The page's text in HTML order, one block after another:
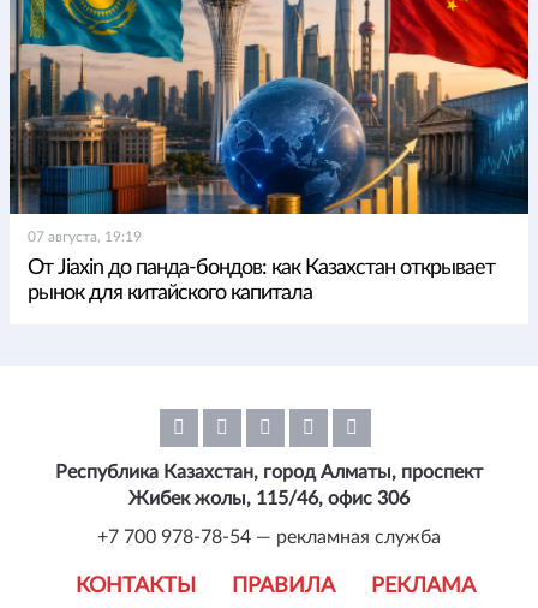
07 августа, 19:19
От Jiaxin до панда-бондов: как Казахстан открывает
рынок для китайского капитала
КОНТАКТЫ ПРАВИЛА РЕКЛАМА
Республика Казахстан, город Алматы, проспект
Жибек жолы, 115/46, офис 306
+7 700 978-78-54 — рекламная служба